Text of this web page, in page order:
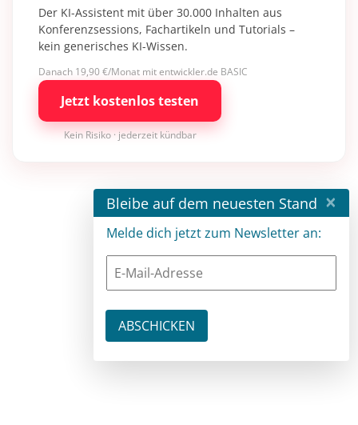
Der KI-Assistent mit über 30.000 Inhalten aus
Konferenzsessions, Fachartikeln und Tutorials –
kein generisches KI-Wissen.
Danach 19,90 €/Monat mit entwickler.de BASIC
Jetzt kostenlos testen
Kein Risiko · jederzeit kündbar
Bleibe auf dem neuesten Stand ×
Melde dich jetzt zum Newsletter an: